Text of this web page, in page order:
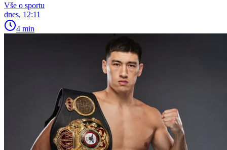
Vše o sportu
dnes, 12:11
4 min